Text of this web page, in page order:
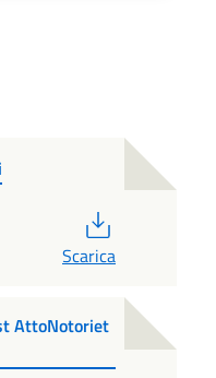
Scarica
AttoNotoriet